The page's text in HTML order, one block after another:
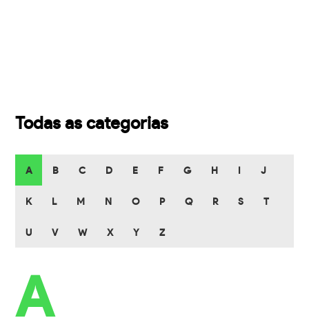
Todas as categorias
A B C D E F G H J
K L M N O P Q R S T
U V W X Y Z
A